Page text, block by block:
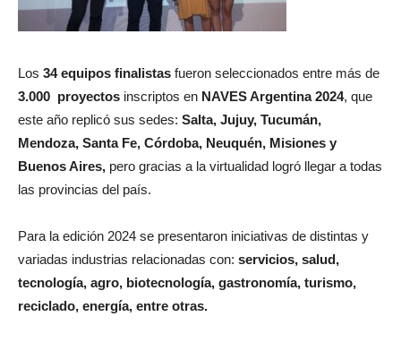
Los 34 equipos finalistas fueron seleccionados entre más de
3.000 proyectos inscriptos en NAVES Argentina 2024, que
este año replicó sus sedes: Salta, Jujuy, Tucumán,
Mendoza, Santa Fe, Córdoba, Neuquén, Misiones y
Buenos Aires, pero gracias a la virtualidad logró llegar a todas
las provincias del país.
Para la edición 2024 se presentaron iniciativas de distintas y
variadas industrias relacionadas con: servicios, salud,
tecnología, agro, biotecnología, gastronomía, turismo,
reciclado, energía, entre otras.